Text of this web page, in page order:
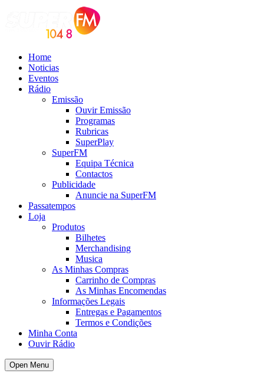
Home
Noticias
Eventos
Rádio
Emissão
Ouvir Emissão
Programas
Rubricas
SuperPlay
SuperFM
Equipa Técnica
Contactos
Publicidade
Anuncie na SuperFM
Passatempos
Loja
Produtos
Bilhetes
Merchandising
Musica
As Minhas Compras
Carrinho de Compras
As Minhas Encomendas
Informações Legais
Entregas e Pagamentos
Termos e Condições
Minha Conta
Ouvir Rádio
Open Menu